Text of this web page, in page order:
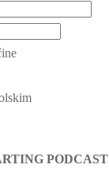
PODCAST